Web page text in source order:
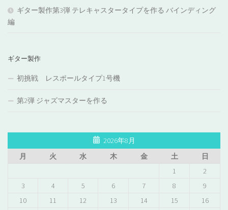
ギター製作第3弾 テレキャスタータイプを作る バインディング
編
ギター製作
初挑戦 レスポールタイプ1号機
第2弾 ジャズマスターを作る
2026年8月
月
火 水 木 金 土
日
1
2
3
4 5 6 7 8
9
10
11 12 13 14 15
16